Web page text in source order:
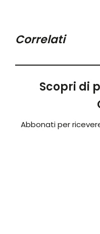
Correlati
Scopri di
Abbonati per